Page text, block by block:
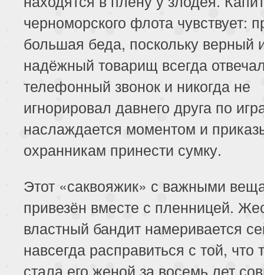
153 серия 154 серия 155 серия
157 серия
158 серия 159 серия
161 серия
162 серия 163 серия
165 серия
166 серия 167 серия
169 серия
170 серия 171 серия
177 серия
178 серия 179 серия
181 серия
182 серия 183 серия
185 серия
186 серия 187 серия
черноморского флота чувствует:
большая беда, поскольку верный
надёжный товарищ всегда
телефонный звонок и никогда не
игнорировал давнего друга по
наслаждается моментом и
охранникам принести сумку.
Этот «саквояжик» с важными
привезён вместе с пленницей.
властный бандит намеривается
навсегда расправиться с той, что
стала его женой за восемь лет